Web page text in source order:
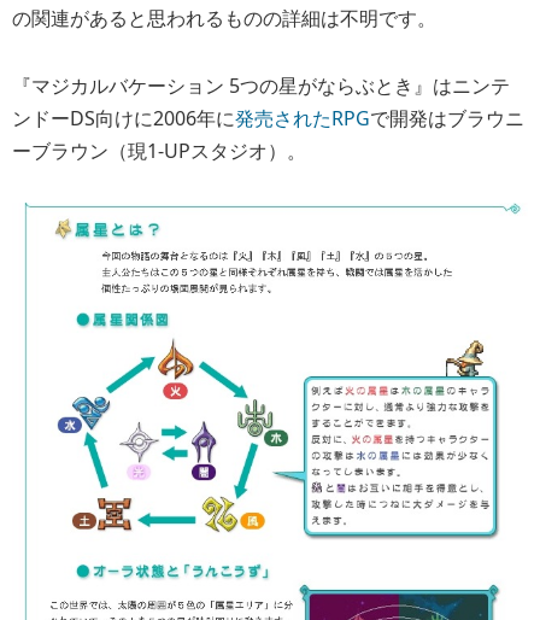
の関連があると思われるものの詳細は不明です。
『マジカルバケーション 5つの星がならぶとき』はニンテ
ンドーDS向けに2006年に発売されたRPGで開発はブラウニ
ーブラウン（現1-UPスタジオ）。